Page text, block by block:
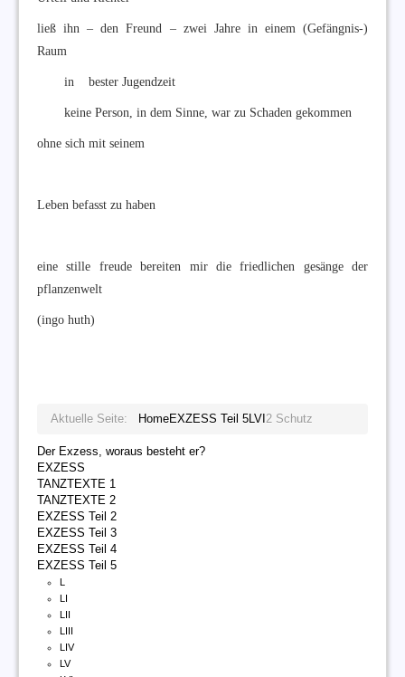
ließ ihn – den Freund – zwei Jahre in einem (Gefängnis-)
Raum
in bester Jugendzeit
keine Person, in dem Sinne, war zu Schaden gekommen
ohne sich mit seinem
Leben befasst zu haben
eine stille freude bereiten mir die friedlichen gesänge der
pflanzenwelt
(ingo huth)
Aktuelle Seite: HomeEXZESS Teil 5LVI 2 Schutz
Der Exzess, woraus besteht er?
EXZESS
TANZTEXTE 1
TANZTEXTE 2
EXZESS Teil 2
EXZESS Teil 3
EXZESS Teil 4
EXZESS Teil 5
LIV
LV